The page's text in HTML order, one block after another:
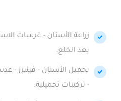
زراعة الأسنان - غرسات
بعد الخلع.
تجميل الأسنان - ڤينيرز -
- تركيبات تجميلية.